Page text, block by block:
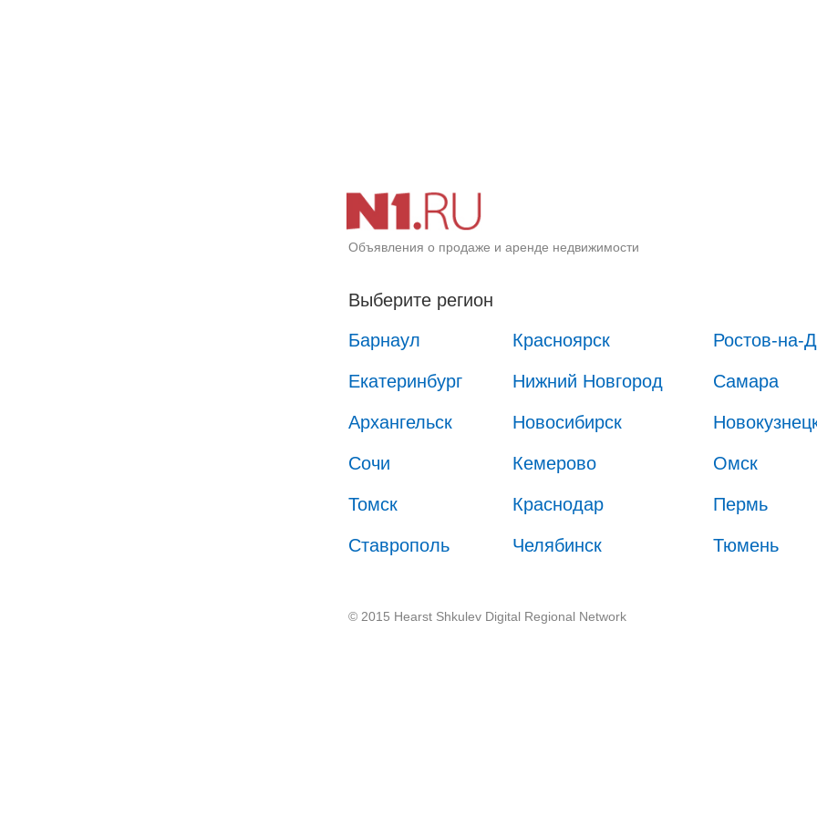
Объявления о продаже и аренде недвижимости
Выберите регион
Барнаул
Красноярск Ростов-на-
Екатеринбург Нижний Новгород Самара
Архангельск Новосибирск
Сочи Кемерово Омск
Томск Краснодар Пермь
Ставрополь Челябинск Тюмень
© 2015 Hearst Shkulev Digital Regional Network